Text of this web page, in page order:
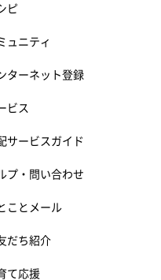
ピ
ュニティ
ターネット登録
ビス
サービスガイド
プ・問い合わせ
ことメール
だち紹介
て応援